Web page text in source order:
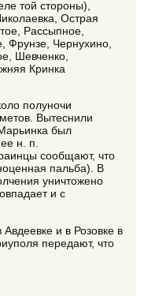
той стороны),
Острая
Рассыпное,
Фрунзе, Чернухино,
Шевченко,
Кринка
полуночи
Вытеснили
был
н. п.
сообщают, что
пальба). В
уничтожено
и с
и в Розовке в
передают, что